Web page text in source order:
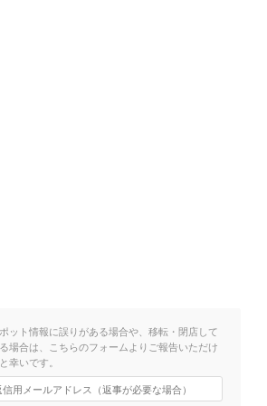
ット情報に誤りがある場合や、移転・閉店して
場合は、こちらのフォームよりご報告いただけ
幸いです。